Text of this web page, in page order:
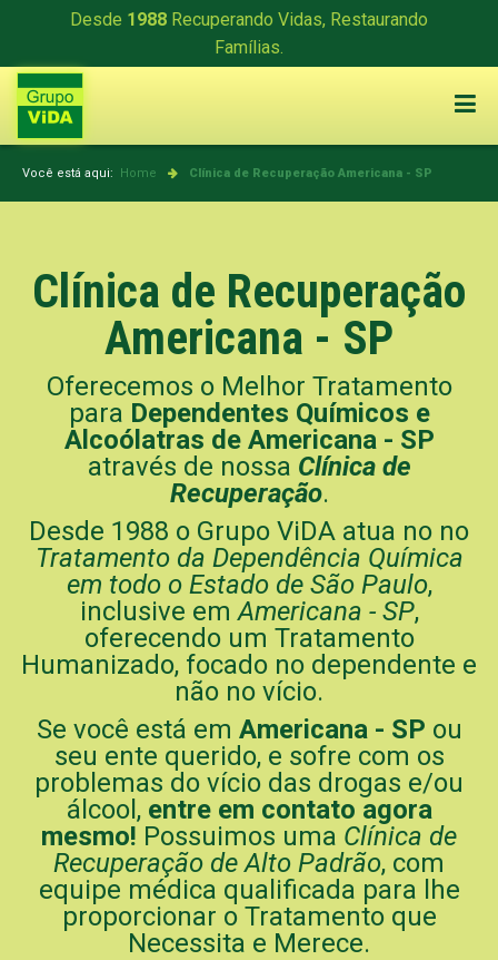
Desde 1988 Recuperando Vidas, Restaurando
Famílias.
Você está aqui: Home Clínica de Recuperação Americana - SP
Clínica de Recuperação
Americana - SP
Oferecemos o Melhor Tratamento
para Dependentes Químicos e
Alcoólatras de Americana - SP
através de nossa Clínica de
Recuperação.
Desde 1988 o Grupo ViDA atua no no
Tratamento da Dependência Química
em todo o Estado de São Paulo,
inclusive emAmericana - SP,
oferecendo um Tratamento
Humanizado, focado no dependente e
não no vício.
Se você está em Americana - SP ou
seu ente querido, e sofre com os
problemas do vício das drogas e/ou
álcool, entre em contato agora
mesmo! Possuimos uma Clínica de
Recuperação de Alto Padrão, com
equipe médica qualificada para lhe
proporcionar o Tratamento que
Necessita e Merece.